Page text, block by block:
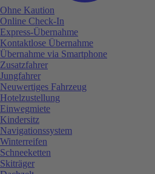
Ohne Kaution
Online Check-In
Express-Übernahme
Kontaktlose Übernahme
Übernahme via Smartphone
Zusatzfahrer
Jungfahrer
Neuwertiges Fahrzeug
Hotelzustellung
Einwegmiete
Kindersitz
Navigationssystem
Winterreifen
Schneeketten
Skiträger